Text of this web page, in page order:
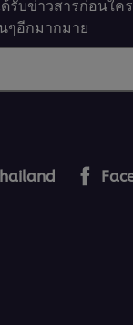
รับข่าวสารก่อนใ
ๆอีกมากมาย